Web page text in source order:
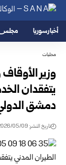
أخبار سوريا
محليات
وزير
يتفقدان
دمشق
تاريخ النشر: 2026/05/09 9:00 مساءً